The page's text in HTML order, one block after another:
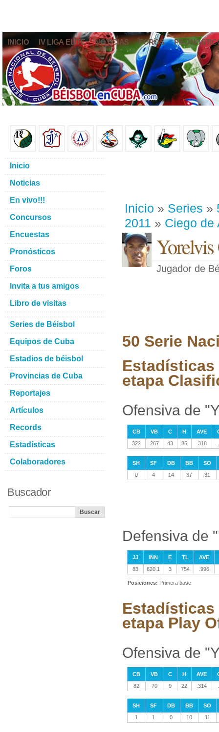
INICIO IV LIGA ELITE NOTICIAS FOROS
Inicio » Series »
2011 » Ciego de
Jugador de
50 Serie
Estadísticas
etapa
Ofensiva de
CB VB C H AVE
322
267 43 85 .318
SH SF DB BB
SO
0
4 14 37 31
Defensiva de
JJ INN E TL
AVE
83
620.1 3 754 .996
Posiciones: Primera base
Estadísticas
etapa Play
Ofensiva de
CB VB C H AVE
82
70 9 22 .314
SH SF DB BB
SO
1
1 0 10 11
Inicio
Noticias
En vivo!!!
Concursos
Encuestas
Pronósticos
Foros
Invita a tus amigos
Libro de visitas
Series de Béisbol
Equipos de Cuba
Estadios de béisbol
Provincias de Cuba
Reportajes
Artículos
Records
Estadísticas
Colaboradores
Buscador